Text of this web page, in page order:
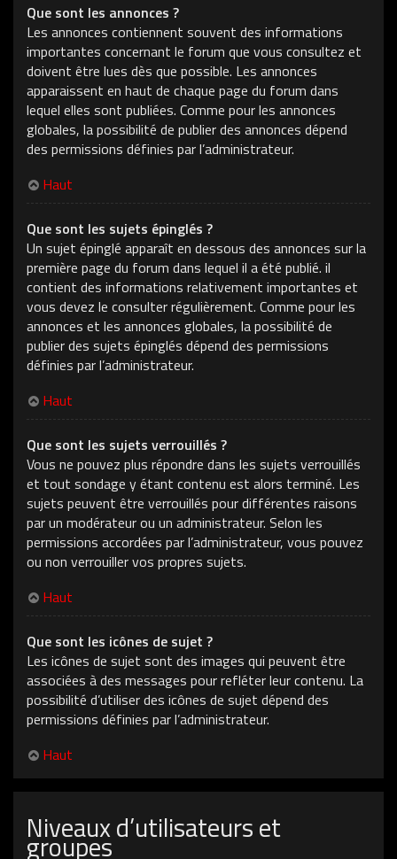
Que sont les annonces ?
Les annonces contiennent souvent des informations
importantes concernant le forum que vous consultez et
doivent être lues dès que possible. Les annonces
apparaissent en haut de chaque page du forum dans
lequel elles sont publiées. Comme pour les annonces
globales, la possibilité de publier des annonces dépend
des permissions définies par l’administrateur.
Haut
Que sont les sujets épinglés ?
Un sujet épinglé apparaît en dessous des annonces sur la
première page du forum dans lequel il a été publié. il
contient des informations relativement importantes et
vous devez le consulter régulièrement. Comme pour les
annonces et les annonces globales, la possibilité de
publier des sujets épinglés dépend des permissions
définies par l’administrateur.
Haut
Que sont les sujets verrouillés ?
Vous ne pouvez plus répondre dans les sujets verrouillés
et tout sondage y étant contenu est alors terminé. Les
sujets peuvent être verrouillés pour différentes raisons
par un modérateur ou un administrateur. Selon les
permissions accordées par l’administrateur, vous pouvez
ou non verrouiller vos propres sujets.
Haut
Que sont les icônes de sujet ?
Les icônes de sujet sont des images qui peuvent être
associées à des messages pour refléter leur contenu. La
possibilité d’utiliser des icônes de sujet dépend des
permissions définies par l’administrateur.
Haut
Niveaux d’utilisateurs et
groupes